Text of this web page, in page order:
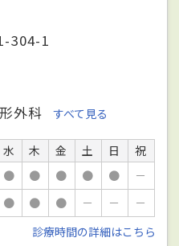
304-1
外科 すべて見る
水 木 金 土 日
祝
● ● ● ● ●
－
● ● ● － －
－
診療時間の詳細はこちら